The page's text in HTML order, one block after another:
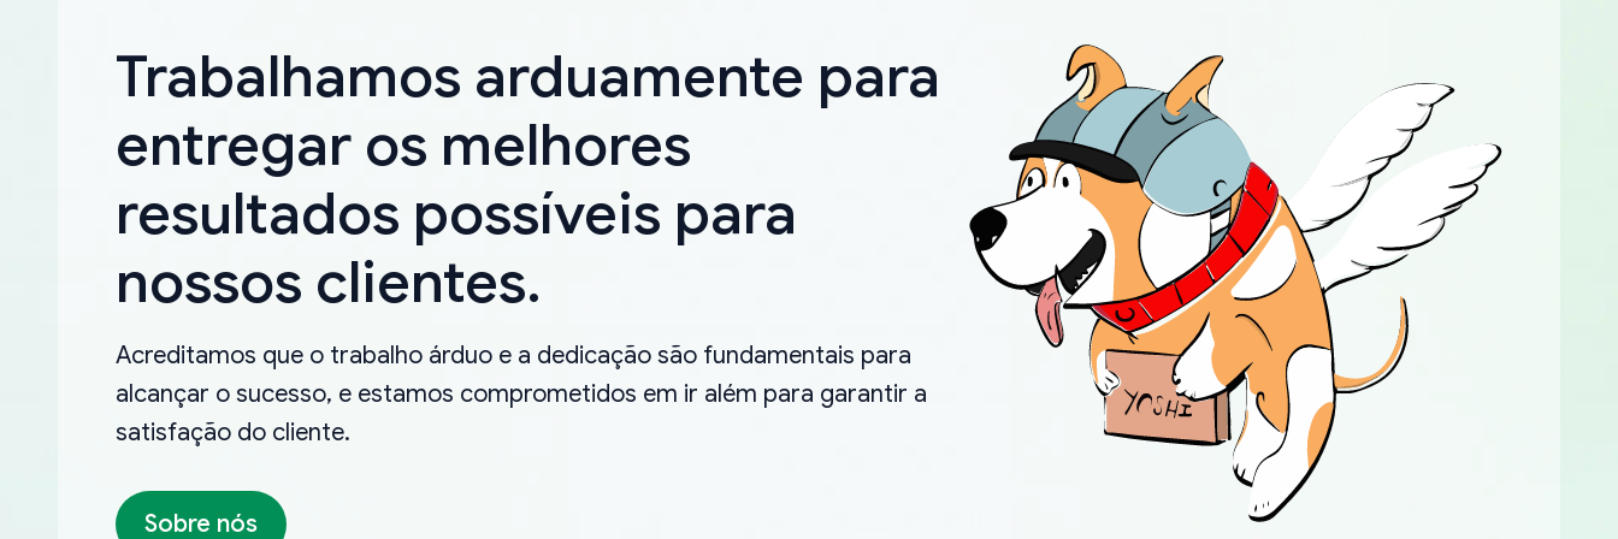
Trabalhamos arduamente para
entregar os melhores
resultados possíveis para
nossos clientes.
Acreditamos que o trabalho árduo e a dedicação são fundamentais para
alcançar o sucesso, e estamos comprometidos em ir além para garantir a
satisfação do cliente.
Sobre nós